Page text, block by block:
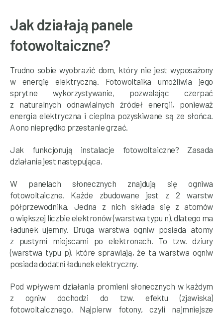
Jak działają panele
fotowoltaiczne?
Trudno sobie wyobrazić dom, który nie jest wyposażony
w energię elektryczną. Fotowoltaika umożliwia jego
sprytne wykorzystywanie, pozwalając czerpać
z naturalnych odnawialnych źródeł energii, ponieważ
energia elektryczna i cieplna pozyskiwane są ze słońca.
A ono nieprędko przestanie grzać.
Jak funkcjonują instalacje fotowoltaiczne? Zasada
działania jest następująca.
W panelach słonecznych znajdują się ogniwa
fotowoltaiczne. Każde zbudowane jest z 2 warstw
półprzewodnika. Jedna z nich składa się z atomów
o większej liczbie elektronów (warstwa typu n), dlatego ma
ładunek ujemny. Druga warstwa ogniw posiada atomy
z pustymi miejscami po elektronach. To tzw. dziury
(warstwa typu p), które sprawiają, że ta warstwa ogniw
posiada dodatni ładunek elektryczny.
Pod wpływem działania promieni słonecznych w każdym
z ogniw dochodzi do tzw. efektu (zjawiska)
fotowoltaicznego. Najpierw fotony, czyli najmniejsze